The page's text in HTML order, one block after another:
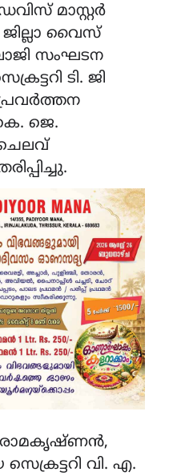
മാസ്റ്റർ
വൈസ്
സംഘടന
ടി. ജി
ജെ.
രാമകൃഷ്ണൻ,
വി. എ.